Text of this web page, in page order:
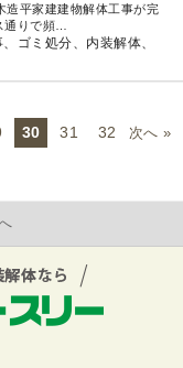
平家建建物解体工事が完
通りで頻…
ゴミ処分、内装解体、
30 31 32 次へ »